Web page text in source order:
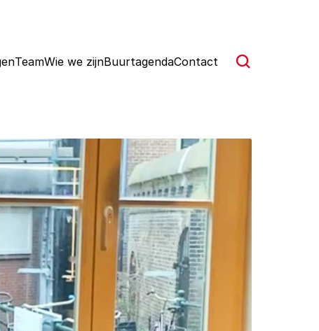
TeamWie we zijnBuurtagendaContact